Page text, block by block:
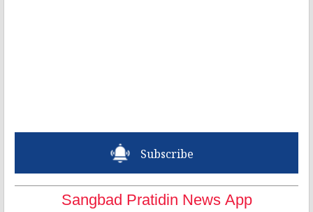
Subscribe
Sangbad Pratidin News App